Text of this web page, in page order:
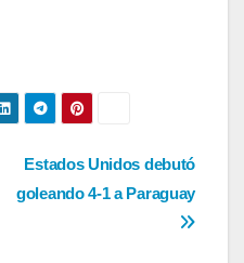
Estados Unidos debutó
goleando 4-1 a Paraguay